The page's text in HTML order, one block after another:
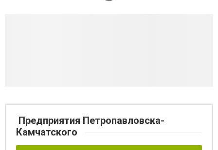
Предприятия Петропавловска-
Камчатского